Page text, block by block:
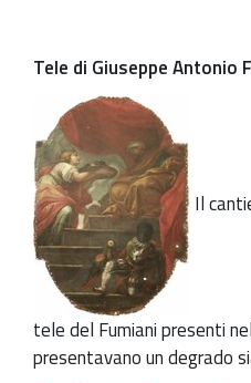
Tele di Giuseppe Antonio
Il
tele del Fumiani presenti
presentavano un degrado